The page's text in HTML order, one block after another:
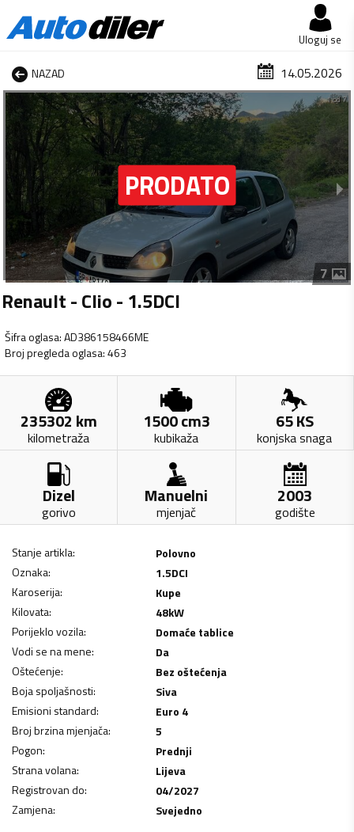
Uloguj se
NAZAD 14.05.2026
1 od 7
7
Renault - Clio - 1.5DCI
Šifra oglasa:AD386158466ME
Broj pregleda oglasa:463
235302 km
kilometraža
1500cm3
kubikaža
65KS
konjska snaga
Dizel
gorivo
Manuelni
mjenjač
2003
godište
Stanje artikla:
Polovno
Oznaka:
1.5DCI
Karoserija:
Kupe
Kilovata: 48kW
Porijeklo vozila:
Domaće tablice
Vodi se na mene:
Da
Oštećenje:
Bez oštećenja
Boja spoljašnosti:
Siva
Emisioni standard:
Euro 4
Broj brzina mjenjača:
5
Pogon:
Prednji
Strana volana:
Lijeva
Registrovan do:
04/2027
Zamjena: Svejedno